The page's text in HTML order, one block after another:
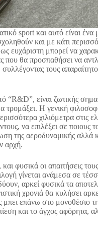
sport και αυτό είναι
και με κάτι
ευχάριστη μπορεί να
που θα προσπαθήσει να
τους
“R&D”, είναι ζωτικής
Η γενική
χιλιόμετρα στις
να επιλέξει σε ποιους
της αεροδυναμικής αλλά
αρχή.
φυσικά οι απαιτήσεις
γίνεται ανάμεσα σε
αρκεί φυσικά τα
χρονιά θα κυλήσει
μπει επάνω στο μονοθέσιο
και το άγχος αφόρητα,